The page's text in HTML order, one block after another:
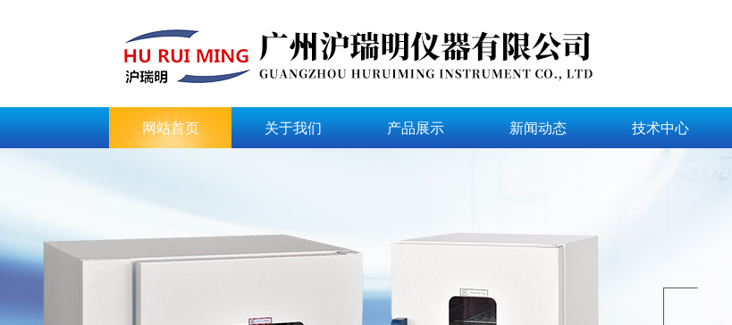
网站首页 关于我们 产品展示 新闻动态 技术中心